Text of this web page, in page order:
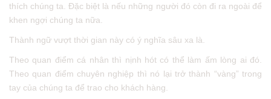
thích chúng ta. Đặc biệt là nếu những người đó còn đi ra ngoài để
khen ngợi chúng ta nữa.
Thành ngữ vượt thời gian này có ý nghĩa sâu xa là.
Theo quan điểm cá nhân thì nịnh hót có thể làm ấm lòng ai đó.
Theo quan điểm chuyên nghiệp thì nó lại trở thành “vàng” trong
tay của chúng ta để trao cho khách hàng.